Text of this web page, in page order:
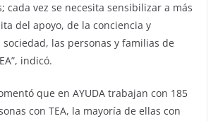
cada vez se necesita sensibilizar a más
del apoyo, de la conciencia y
las personas y familias de
indicó.
que en AYUDA trabajan con 185
con TEA, la mayoría de ellas con